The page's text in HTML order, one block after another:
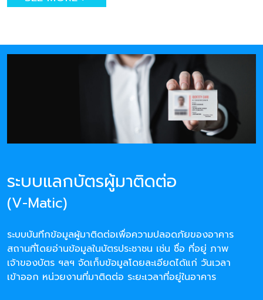
ระบบแลกบัตรผู้มาติดต่อ
(V-Matic)
ระบบบันทึกข้อมูลผู้มาติดต่อเพื่อความปลอดภัยของอาคาร
สถานที่โดยอ่านข้อมูลในบัตรประชาชน เช่น ชื่อ ที่อยู่ ภาพ
เจ้าของบัตร ฯลฯ จัดเก็บข้อมูลโดยละเอียดได้แก่ วันเวลา
เข้าออก หน่วยงานที่มาติดต่อ ระยะเวลาที่อยู่ในอาคาร